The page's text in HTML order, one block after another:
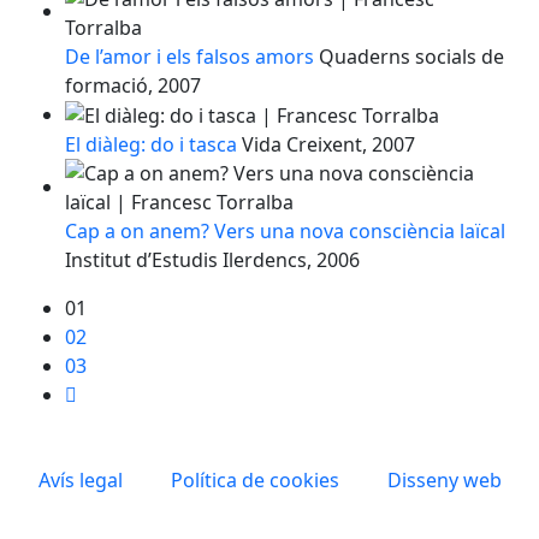
De l’amor i els falsos amors Quaderns socials de
formació, 2007
El diàleg: do i tasca Vida Creixent, 2007
Cap a on anem? Vers una nova consciència laïcal
Institut d’Estudis Ilerdencs, 2006
01
02
03
Avís legal Política de cookies Disseny web